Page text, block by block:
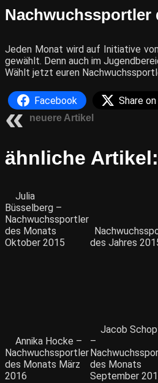
Nachwuchssportler
Jeden Monat wird auf Initiative
gewählt. Denn auch im
Wählt jetzt euren
Facebook Share on
neuere Artikel
ähnliche Artikel:
Julia
Büsselberg –
Nachwuchssportler
des Monats
Oktober 2015
des Jahres
Annika Hocke –
Nachwuchssportler
des Monats März
2016
Jacob
–
des Monats
September